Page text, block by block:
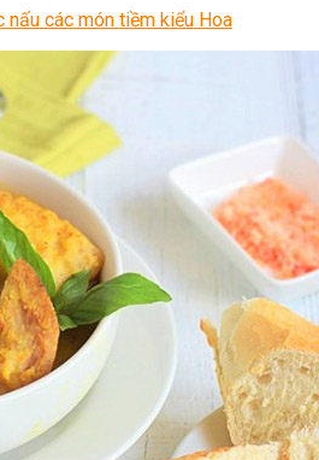
nấu các món tiềm kiểu Hoa